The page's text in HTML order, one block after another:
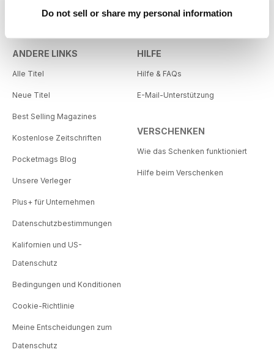
Do not sell or share my personal information
ANDERE LINKS
Alle Titel
Neue Titel
Best Selling Magazines
Kostenlose Zeitschriften
Pocketmags Blog
Unsere Verleger
Plus+ für Unternehmen
Datenschutzbestimmungen
Kalifornien und US-
Datenschutz
Bedingungen und Konditionen
Cookie-Richtlinie
Meine Entscheidungen zum
Datenschutz
HILFE
Hilfe & FAQs
E-Mail-Unterstützung
VERSCHENKEN
Wie das Schenken funktioniert
Hilfe beim Verschenken